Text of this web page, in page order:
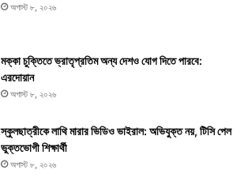
অগাস্ট ৮, ২০২৬
মক্কা চুক্তিতে ভ্রাতৃপ্রতিম অন্য দেশও যোগ দিতে পারবে:
এরদোয়ান
অগাস্ট ৮, ২০২৬
স্কুলছাত্রীকে লাথি মারার ভিডিও ভাইরাল: অভিযুক্ত নয়, টিসি পেল
ভুক্তভোগী শিক্ষার্থী
অগাস্ট ৮, ২০২৬